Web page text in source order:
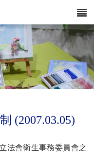
(2007.03.05)
法會衛生事務委員會之